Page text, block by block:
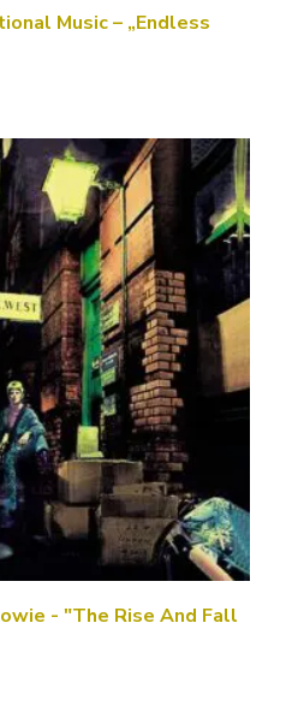
Music – „Endless
- "The Rise And Fall